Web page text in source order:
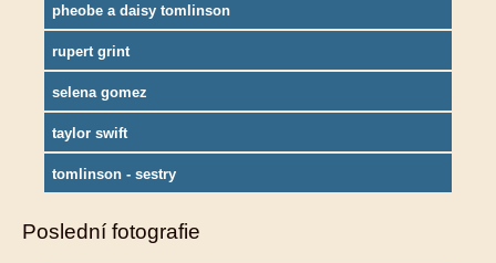
pheobe a daisy tomlinson
rupert grint
selena gomez
taylor swift
tomlinson - sestry
Poslední fotografie